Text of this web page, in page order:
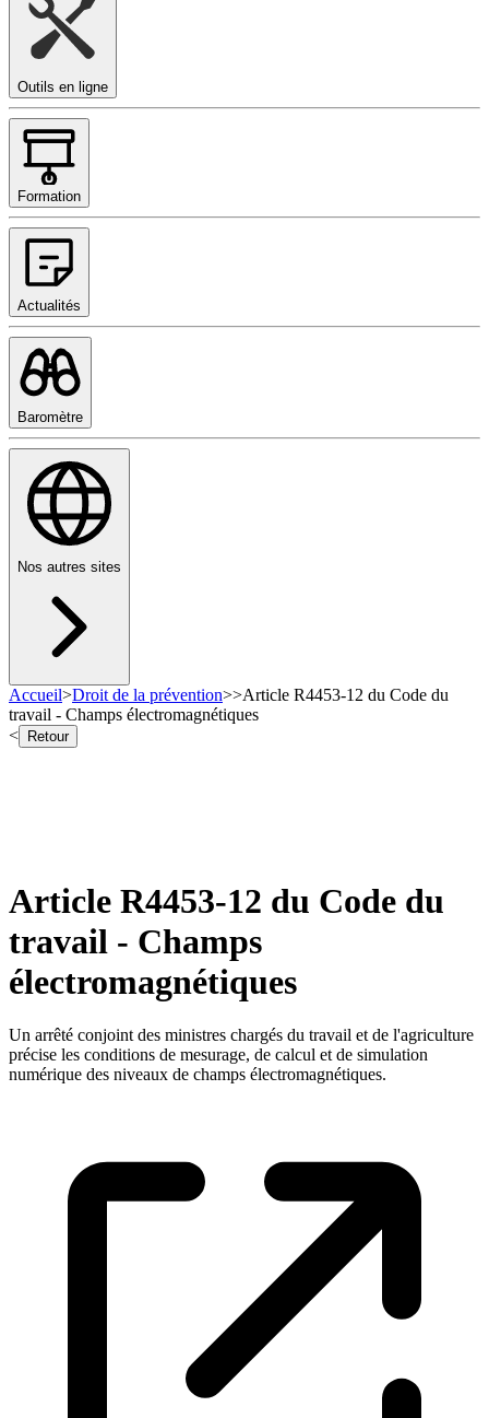
Outils en ligne
Formation
Actualités
Baromètre
Nos autres sites
Accueil>Droit de la prévention>>Article R4453-12 du Code du
travail - Champs électromagnétiques
<
Retour
Article R4453-12 du Code du
travail - Champs
électromagnétiques
Un arrêté conjoint des ministres chargés du travail et de l'agriculture
précise les conditions de mesurage, de calcul et de simulation
numérique des niveaux de champs électromagnétiques.